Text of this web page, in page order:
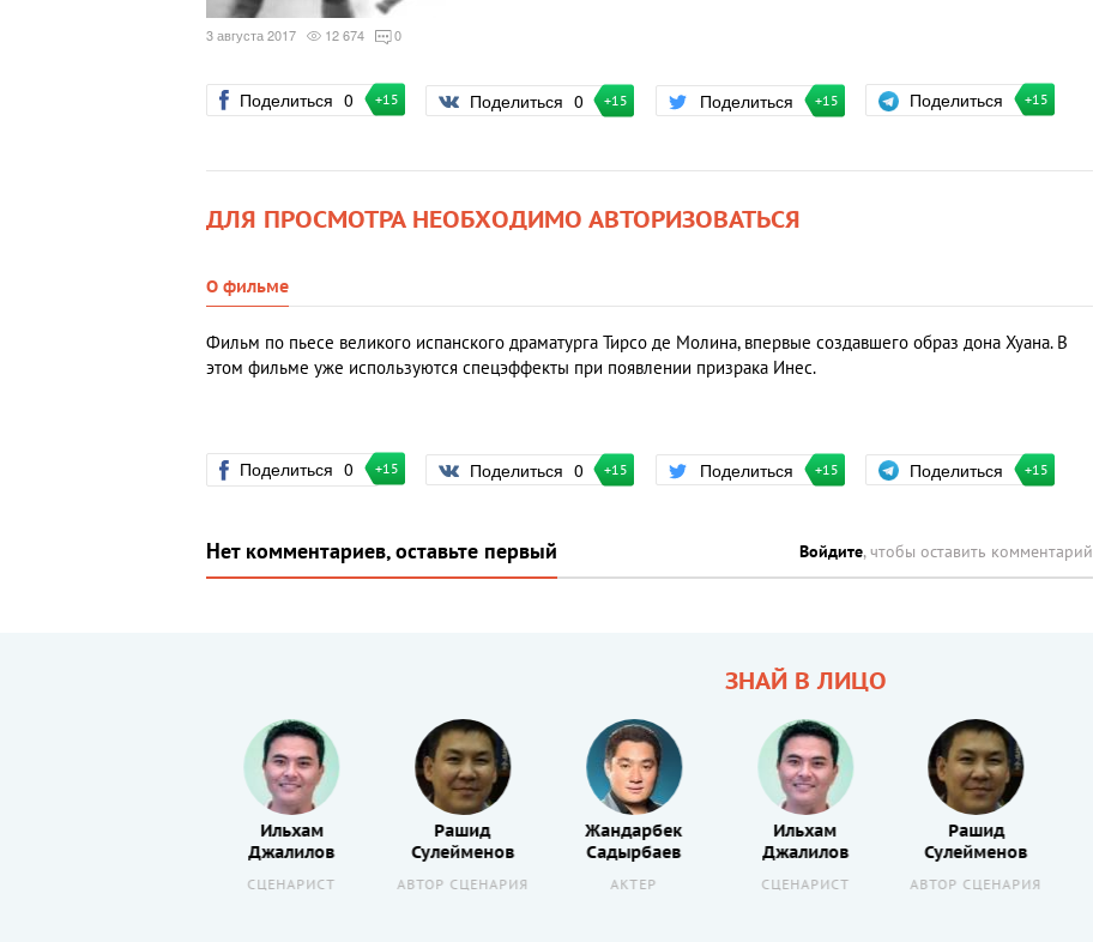
3 августа 2017 12 674 0
Поделиться 0 +15 Поделиться 0 +15 Поделиться +15 Поделиться +15
ДЛЯ ПРОСМОТРА НЕОБХОДИМО АВТОРИЗОВАТЬСЯ
О фильме
Фильм по пьесе великого испанского драматурга Тирсо де Молина, впервые создавшего образ дона Хуана. В
этом фильме уже используются спецэффекты при появлении призрака Инес.
Поделиться 0 +15 Поделиться 0 +15 Поделиться +15 Поделиться +15
Нет комментариев, оставьте первый Войдите, чтобы оставить комментарий
ЗНАЙ В ЛИЦО
Ильхам
Джалилов
СЦЕНАРИСТ
Рашид
Сулейменов
АВТОР СЦЕНАРИЯ
Жандарбек
Садырбаев
АКТЕР
Ильхам
Джалилов
СЦЕНАРИСТ
Рашид
Сулейменов
АВТОР СЦЕНАРИЯ